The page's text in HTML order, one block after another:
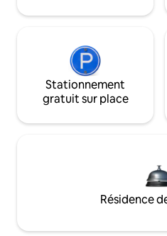
Stationnement
gratuit sur place
Résidence